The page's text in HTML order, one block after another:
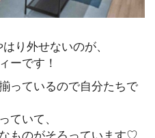
り外せないのが、
ーです！
っているので自分たちで
ていて、
ものがそろっています♡